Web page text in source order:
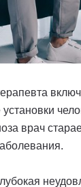
врач